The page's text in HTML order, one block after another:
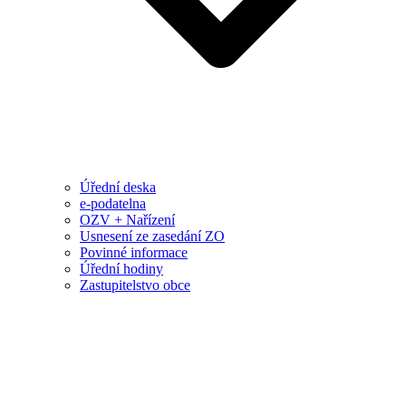
Úřední deska
e-podatelna
OZV + Nařízení
Usnesení ze zasedání ZO
Povinné informace
Úřední hodiny
Zastupitelstvo obce